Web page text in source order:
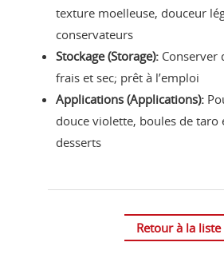
texture moelleuse, douceur
conservateurs
Stockage (Storage): Conserver
frais et sec; prêt à l’emploi
Applications (Applications):
douce violette, boules de taro
desserts
Retour à la liste